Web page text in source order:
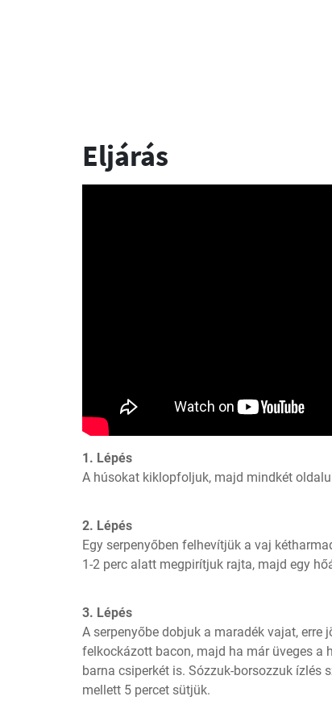
Eljárás
1. Lépés
A húsokat kiklopfoljuk, majd mindkét
2. Lépés
Egy serpenyőben felhevítjük a vaj
1-2 perc alatt megpirítjuk rajta, majd egy
3. Lépés
A serpenyőbe dobjuk a maradék vajat, erre
felkockázott bacon, majd ha már üveges a
barna csiperkét is. Sózzuk-borsozzuk ízlés
mellett 5 percet sütjük.